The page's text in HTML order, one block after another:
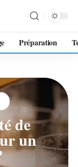
Préparation
de
un